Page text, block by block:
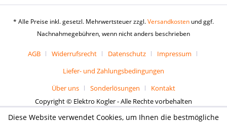
* Alle Preise inkl. gesetzl. Mehrwertsteuer zzgl.Versandkosten und ggf.
Nachnahmegebühren, wenn nicht anders beschrieben
AGB Widerrufsrecht Datenschutz
Impressum
Liefer- und Zahlungsbedingungen
Über uns
Sonderlösungen
Kontakt
Copyright © Elektro Kogler - Alle Rechte vorbehalten
Diese Website verwendet Cookies, um Ihnen die bestmögliche